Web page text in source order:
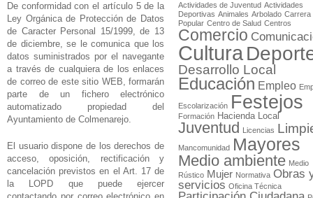
De conformidad con el artículo 5 de la
Ley Orgánica de Protección de Datos
de Caracter Personal 15/1999, de 13
de diciembre, se le comunica que los
datos suministrados por el navegante
a través de cualquiera de los enlaces
de correo de este sitio WEB, formarán
parte de un fichero electrónico
automatizado propiedad del
Ayuntamiento de Colmenarejo.
El usuario dispone de los derechos de
acceso, oposición, rectificación y
cancelación previstos en el Art. 17 de
la LOPD que puede ejercer
Actividades de Juventud Actividades
Deportivas Animales Arbolado Carrera
Popular Centro de Salud Centros
Comercio
Cultura
Desarrollo Local
Educación Empleo
Escolarización Festejos
Formación Hacienda Local
Juventud Licencias
Mancomunidad Mayores
Medio ambiente Medio
Rústico Mujer Normativa Obras
servicios Oficina Técnica